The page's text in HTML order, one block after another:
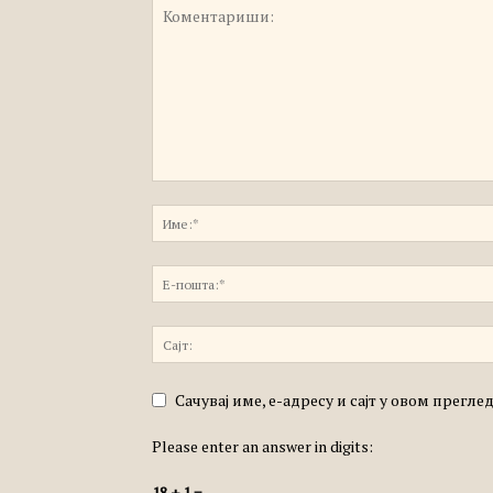
Сачувај име, е-адресу и сајт у овом
Please enter an answer in digits: